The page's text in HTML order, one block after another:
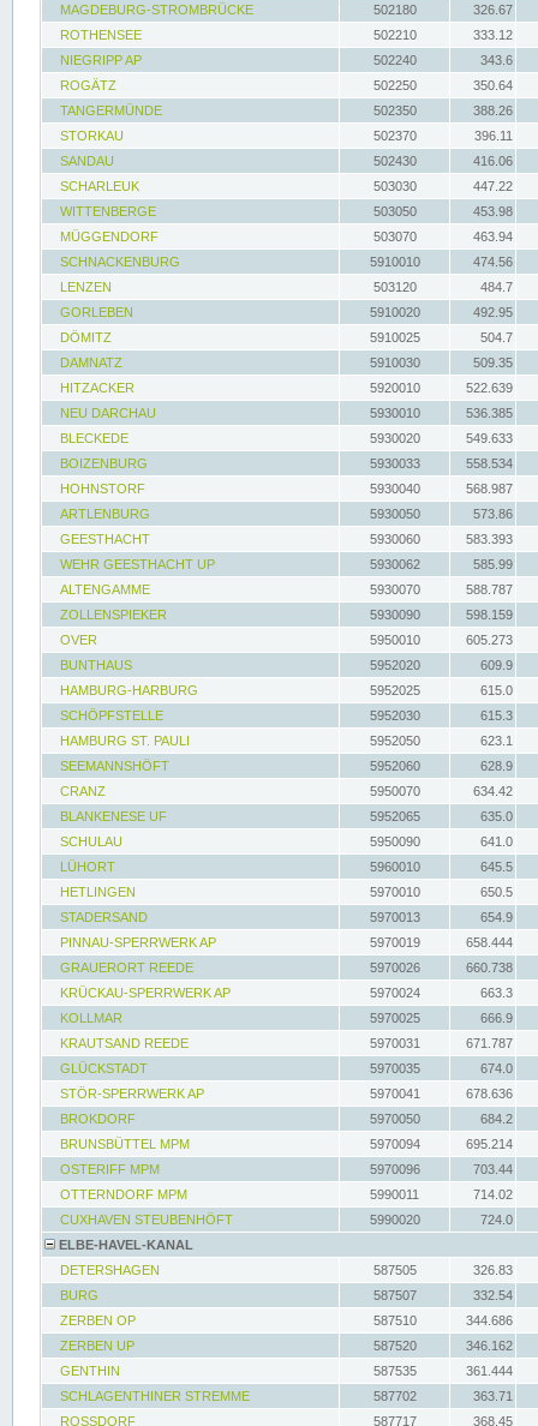
MAGDEBURG-STROMBRÜCKE
502180
326.67
ROTHENSEE
502210
333.12
NIEGRIPP AP
502240
343.6
ROGÄTZ
502250
350.64
TANGERMÜNDE
502350
388.26
STORKAU
502370
396.11
SANDAU
502430
416.06
SCHARLEUK
503030
447.22
WITTENBERGE
503050
453.98
MÜGGENDORF
503070
463.94
SCHNACKENBURG
5910010
474.56
LENZEN
503120
484.7
GORLEBEN
5910020
492.95
DÖMITZ
5910025
504.7
DAMNATZ
5910030
509.35
HITZACKER
5920010
522.639
NEU DARCHAU
5930010
536.385
BLECKEDE
5930020
549.633
BOIZENBURG
5930033
558.534
HOHNSTORF
5930040
568.987
ARTLENBURG
5930050
573.86
GEESTHACHT
5930060
583.393
WEHR GEESTHACHT UP
5930062
585.99
ALTENGAMME
5930070
588.787
ZOLLENSPIEKER
5930090
598.159
OVER
5950010
605.273
BUNTHAUS
5952020
609.9
HAMBURG-HARBURG
5952025
615.0
SCHÖPFSTELLE
5952030
615.3
HAMBURG ST. PAULI
5952050
623.1
SEEMANNSHÖFT
5952060
628.9
CRANZ
5950070
634.42
BLANKENESE UF
5952065
635.0
SCHULAU
5950090
641.0
LÜHORT
5960010
645.5
HETLINGEN
5970010
650.5
STADERSAND
5970013
654.9
PINNAU-SPERRWERK AP
5970019
658.444
GRAUERORT REEDE
5970026
660.738
KRÜCKAU-SPERRWERK AP
5970024
663.3
KOLLMAR
5970025
666.9
KRAUTSAND REEDE
5970031
671.787
GLÜCKSTADT
5970035
674.0
STÖR-SPERRWERK AP
5970041
678.636
BROKDORF
5970050
684.2
BRUNSBÜTTEL MPM
5970094
695.214
OSTERIFF MPM
5970096
703.44
OTTERNDORF MPM
5990011
714.02
CUXHAVEN STEUBENHÖFT
5990020
724.0
ELBE-HAVEL-KANAL
DETERSHAGEN
587505
326.83
BURG
587507
332.54
ZERBEN OP
587510
344.686
ZERBEN UP
587520
346.162
GENTHIN
587535
361.444
SCHLAGENTHINER STREMME
587702
363.71
ROSSDORF
587717 368.45